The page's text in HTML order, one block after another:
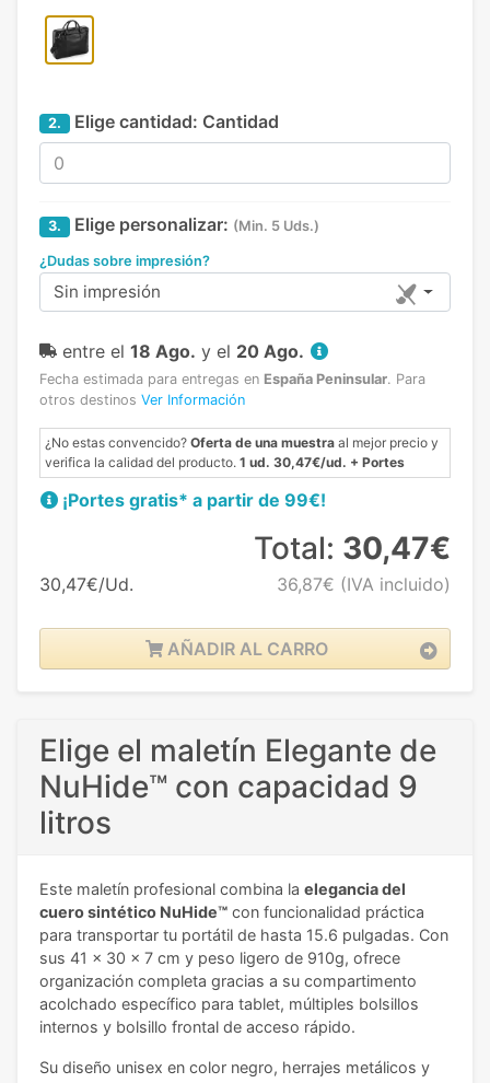
2. Elige cantidad: Cantidad
3. Elige personalizar: (Min. 5 Uds.)
¿Dudas sobre impresión?
Sin impresión
entre el 18 Ago. y el 20 Ago.
Fecha estimada para entregas en España Peninsular. Para
otros destinos Ver Información
¿No estas convencido? Oferta de una muestra al mejor precio y
verifica la calidad del producto. 1 ud. 30,47€/ud. + Portes
¡Portes gratis* a partir de 99€!
30,47€/Ud.
Total: 30,47€
36,87€ (IVA incluido)
AÑADIR AL CARRO
Elige el maletín Elegante de
NuHide™ con capacidad 9
litros
Este maletín profesional combina la elegancia del
cuero sintético NuHide™ con funcionalidad práctica
para transportar tu portátil de hasta 15.6 pulgadas. Con
sus 41 x 30 x 7 cm y peso ligero de 910g, ofrece
organización completa gracias a su compartimento
acolchado específico para tablet, múltiples bolsillos
internos y bolsillo frontal de acceso rápido.
Su diseño unisex en color negro, herrajes metálicos y